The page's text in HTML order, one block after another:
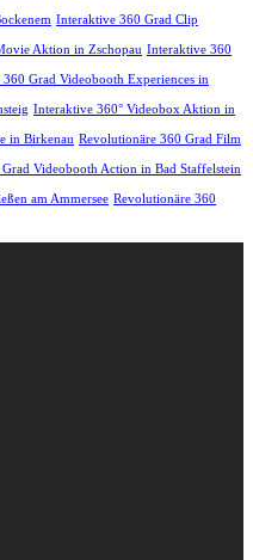
Interaktive 360 Grad Clip
Aktion in Zschopau Interaktive 360
Grad Videobooth Experiences in
Interaktive 360° Videobox Aktion in
in Birkenau Revolutionäre 360 Grad Film
Videobooth Action in Bad Staffelstein
am Ammersee Revolutionäre 360